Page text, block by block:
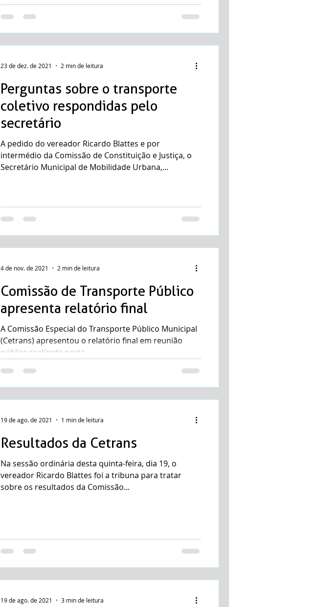
transporte público municipal,...
Perguntas sobre o transporte
coletivo respondidas pelo
secretário
A pedido do vereador Ricardo Blattes e por
intermédio da Comissão de Constituição e Justiça, o
Secretário Municipal de Mobilidade Urbana,...
23 de dez. de 2021 2 min de leitura
Comissão de Transporte Público
apresenta relatório final
A Comissão Especial do Transporte Público Municipal
(Cetrans) apresentou o relatório final em reunião
pública realizada nesta...
4 de nov. de 2021 2 min de leitura
Resultados da Cetrans
Na sessão ordinária desta quinta-feira, dia 19, o
vereador Ricardo Blattes foi a tribuna para tratar
sobre os resultados da Comissão...
19 de ago. de 2021 1 min de leitura
19 de ago. de 2021 3 min de leitura